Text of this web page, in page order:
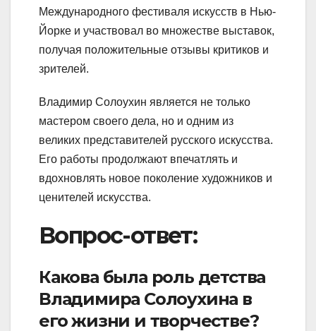
Международного фестиваля искусств в Нью-
Йорке и участвовал во множестве выставок,
получая положительные отзывы критиков и
зрителей.
Владимир Солоухин является не только
мастером своего дела, но и одним из
великих представителей русского искусства.
Его работы продолжают впечатлять и
вдохновлять новое поколение художников и
ценителей искусства.
Вопрос-ответ:
Какова была роль детства
Владимира Солоухина в
его жизни и творчестве?